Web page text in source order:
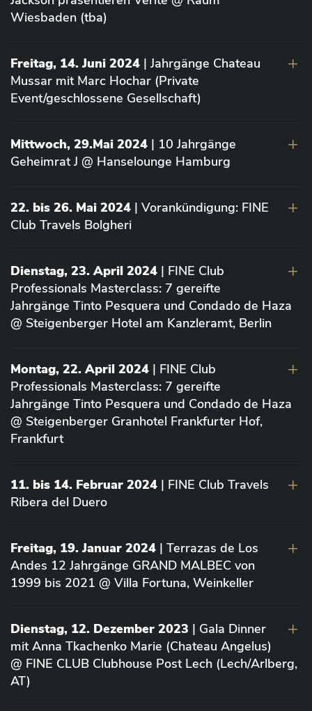
Wiesbaden (tba)
Freitag, 14. Juni 2024 | Jahrgänge Chateau
Mussar mit Marc Hochar (Private
Event/geschlossene Gesellschaft)
Mittwoch, 29.Mai 2024 | 10 Jahrgänge
Geheimrat J @ Hanselounge Hamburg
22. bis 26. Mai 2024 | Vorankündigung: FINE
Club Travels Bolgheri
Dienstag, 23. April 2024 | FINE Club
Professionals Masterclass: 7 gereifte
Jahrgänge Tinto Pesquera und Condado de Haza
@ Steigenberger Hotel am Kanzleramt, Berlin
Montag, 22. April 2024 | FINE Club
Professionals Masterclass: 7 gereifte
Jahrgänge Tinto Pesquera und Condado de Haza
@ Steigenberger Granhotel Frankfurter Hof,
Frankfurt
11. bis 14. Februar 2024 | FINE Club Travels
Ribera del Duero
Freitag, 19. Januar 2024 | Terrazas de Los
Andes 12 Jahrgänge GRAND MALBEC von
1999 bis 2021 @ Villa Fortuna, Weinkeller
Dienstag, 12. Dezember 2023 | Gala Dinner
mit Anna Tkachenko Marie (Chateau Angelus)
@ FINE CLUB Clubhouse Post Lech (Lech/Arlberg,
AT)